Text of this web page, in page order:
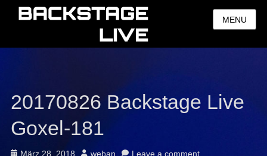
MENU
20170826 Backstage Live
Goxel-181
Posted
März 28, 2018 Author
weban Leave a comment